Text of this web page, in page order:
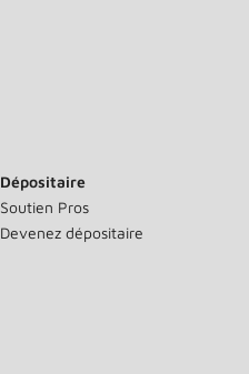
Dépositaire
Soutien Pros
Devenez dépositaire